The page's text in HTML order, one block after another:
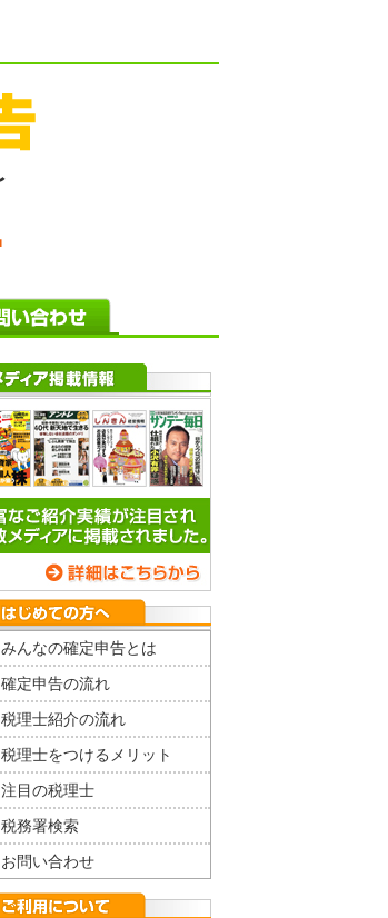
みんなの確定申告とは
確定申告の流れ
税理士紹介の流れ
税理士をつけるメリット
注目の税理士
税務署検索
お問い合わせ